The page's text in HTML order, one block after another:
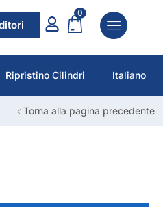
0
Ripristino Cilindri Italiano
Torna alla pagina precedente